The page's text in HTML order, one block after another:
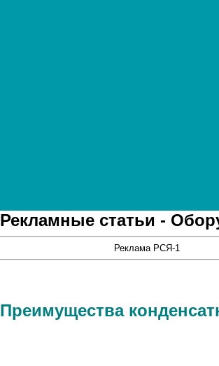
Рекламные статьи -
Реклама РСЯ-1
Преимущества